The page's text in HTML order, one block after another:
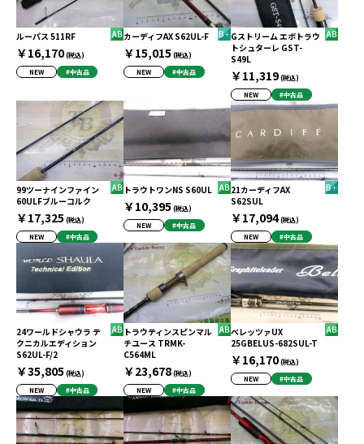
ルーパス 511RF
￥16,170(税込)
NEW
#中古品
カーディフAX S62UL-F
￥15,015 (税込)
NEW
#中古品
Gストリーム エボトラウ
トシュターレ GST-
S49L
￥11,319(税込)
NEW
#中古品
99ツーナインファイン
60ULFブルーコルク
￥17,325 (税込)
NEW
#中古品
トラウトワンNS S60UL
￥10,395 (税込)
NEW
#中古品
21カーディフAX
S62SUL
￥17,094(税込)
NEW
#中古品
24ワールドシャウラ テ
クニカルエディション
S62UL-F/2
￥35,805 (税込)
NEW
#中古品
トラウティンスピンマル
チユース TRMK-
C564ML
￥23,678(税込)
NEW
#中古品
ベレッツァUX
25GBELUS-682SUL-T
￥16,170(税込)
NEW
#中古品